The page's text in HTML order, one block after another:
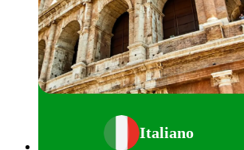
Italiano